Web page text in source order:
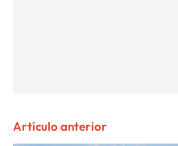
Artículo anterior